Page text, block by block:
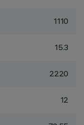
1110
15.3
2220
12